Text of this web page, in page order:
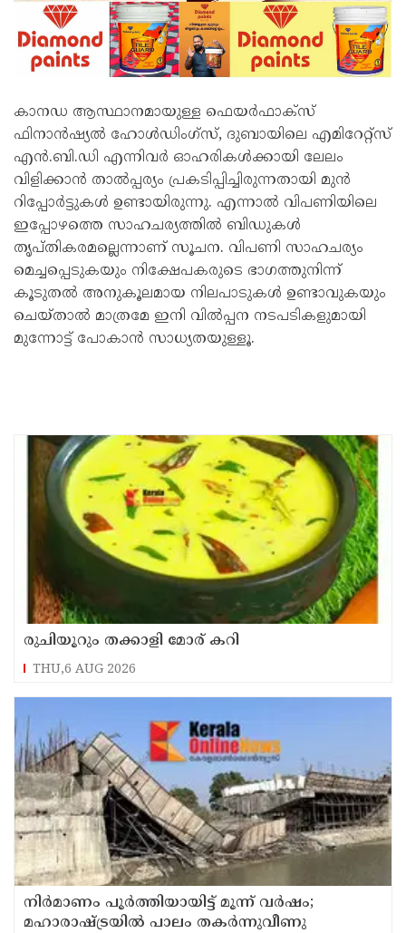
കാനഡ ആസ്ഥാനമായുള്ള ഫെയർഫാക്സ്
ഫിനാൻഷ്യൽ ഹോൾഡിംഗ്സ്, ദുബായിലെ എമിറേറ്റ്സ്
എൻ.ബി.ഡി എന്നിവർ ഓഹരികൾക്കായി ലേലം
വിളിക്കാൻ താൽപ്പര്യം പ്രകടിപ്പിച്ചിരുന്നതായി മുൻ
റിപ്പോർട്ടുകൾ ഉണ്ടായിരുന്നു. എന്നാൽ വിപണിയിലെ
ഇപ്പോഴത്തെ സാഹചര്യത്തിൽ ബിഡുകൾ
തൃപ്തികരമല്ലെന്നാണ് സൂചന. വിപണി സാഹചര്യം
മെച്ചപ്പെടുകയും നിക്ഷേപകരുടെ ഭാഗത്തുനിന്ന്
കൂടുതൽ അനുകൂലമായ നിലപാടുകൾ ഉണ്ടാവുകയും
ചെയ്താൽ മാത്രമേ ഇനി വിൽപ്പന നടപടികളുമായി
മുന്നോട്ട് പോകാൻ സാധ്യതയുള്ളൂ.
രുചിയൂറും തക്കാളി മോര് കറി
THU,6 AUG 2026
നിർമാണം പൂർത്തിയായിട്ട് മൂന്ന് വർഷം;
മഹാരാഷ്ട്രയിൽ പാലം തകർന്നുവീണു